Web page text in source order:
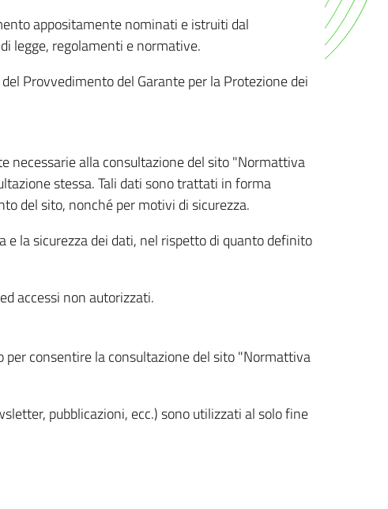
appositamente nominati e istruiti dal
legge, regolamenti e normative.
Provvedimento del Garante per la Protezione dei
alla consultazione del sito "Normattiva
stessa. Tali dati sono trattati in forma
del sito, nonché per motivi di sicurezza.
la sicurezza dei dati, nel rispetto di quanto definito
accessi non autorizzati.
consentire la consultazione del sito "Normattiva
pubblicazioni, ecc.) sono utilizzati al solo fine